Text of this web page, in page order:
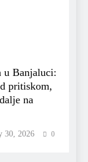
u Banjaluci:
pritiskom,
na
30, 2026 0